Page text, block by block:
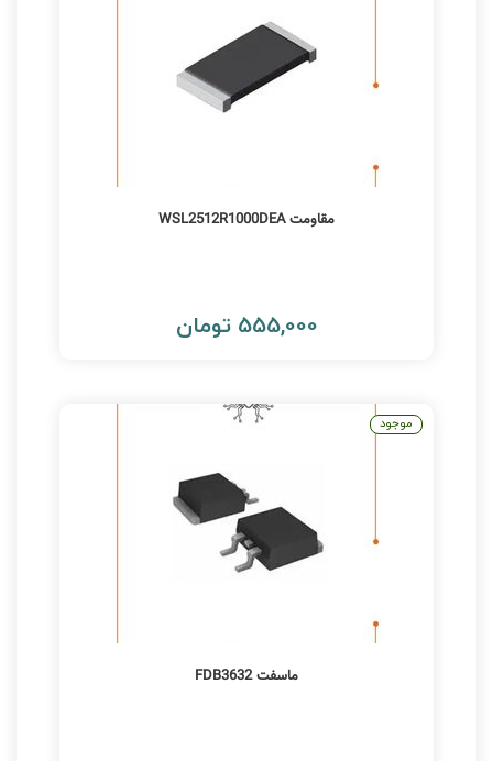
مقاومت WSL2512R1000DEA
555,000 تومان
ماسفت FDB3632
موجود